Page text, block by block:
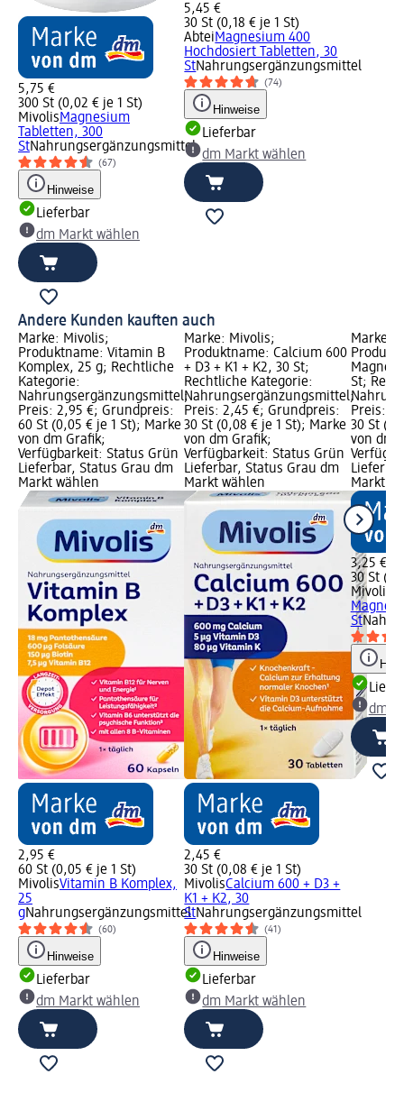
5,75 €
300 St (0,02 € je 1 St)
MivolisMagnesium
Tabletten, 300
StNahrungsergänzungsmittel
(67)
Hinweise
Lieferbar
dm Markt wählen
5,45 €
30 St (0,18 € je 1 St)
AbteiMagnesium 400
Hochdosiert Tabletten, 30
StNahrungsergänzungsmittel
(74)
Hinweise
Lieferbar
dm Markt wählen
Andere Kunden kauften auch
Marke: Mivolis;
Produktname: Vitamin B
Komplex, 25 g; Rechtliche
Kategorie:
Nahrungsergänzungsmittel;
Preis: 2,95 €; Grundpreis:
60 St (0,05 € je 1 St); Marke
von dm Grafik;
Verfügbarkeit: Status Grün
Lieferbar, Status Grau dm
Markt wählen
2,95 €
60 St (0,05 € je 1 St)
MivolisVitamin B Komplex,
25
gNahrungsergänzungsmittel
(60)
Hinweise
Lieferbar
dm Markt wählen
Marke: Mivolis;
Produktname: Calcium 600
+ D3 + K1 + K2, 30 St;
Rechtliche Kategorie:
Nahrungsergänzungsmittel;
Preis: 2,45 €; Grundpreis:
30 St (0,08 € je 1 St); Marke
von dm Grafik;
Verfügbarkeit: Status Grün
Lieferbar, Status Grau dm
Markt wählen
2,45 €
30 St (0,08 € je 1 St)
MivolisCalcium 600 + D3 +
K1 + K2, 30
StNahrungsergänzungsmittel
(41)
Hinweise
Lieferbar
dm Markt wählen
Marke:
St;
Preis:
30 St
von dm
Markt
3,25 €
30 St
Mivolis
St
dm